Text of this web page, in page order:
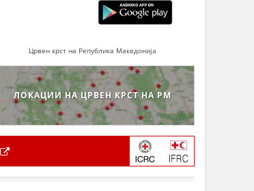
Црвен крст на Република Македонија
ЛОКАЦИИ НА ЦРВЕН КРСТ НА РМ